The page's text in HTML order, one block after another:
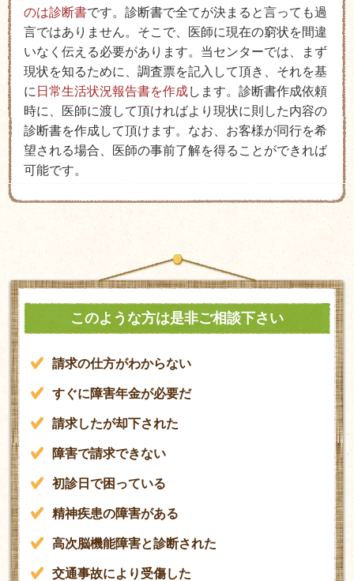
のは診断書です。診断書で全てが決まると言っても過
言ではありません。そこで、医師に現在の窮状を間違
いなく伝える必要があります。当センターでは、まず
現状を知るために、調査票を記入して頂き、それを基
に 日常生活状況報告書を作成します。診断書作成依頼
時に、医師に渡して頂ければより現状に則した内容の
診断書を作成して頂けます。なお、お客様が同行を希
望される場合、医師の事前了解を得ることができれば
可能です。
このような方は是非ご相談下さい
請求の仕方がわからない
すぐに障害年金が必要だ
請求したが却下された
障害で請求できない
初診日で困っている
精神疾患の障害がある
高次脳機能障害と診断された
交通事故により受傷した